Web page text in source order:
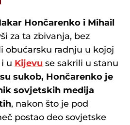
Hončarenko i Mihail
za ta zbivanja, bez
obućarsku radnju u kojoj
u Kijevu se sakrili u stanu
sukob, Hončarenko je
sovjetskih medija
, nakon što je pod
postao deo sovjetske